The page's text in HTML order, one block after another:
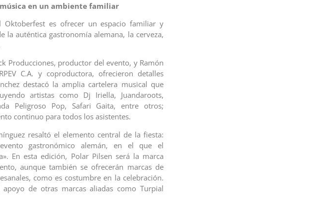
en un ambiente familiar
Oktoberfest es ofrecer un espacio familiar y
la auténtica gastronomía alemana, la cerveza,
Producciones, productor del evento, y Ramón
C.A. y coproductora, ofrecieron detalles
destacó la amplia cartelera musical que
artistas como Dj Iriella, Juandaroots,
Peligroso Pop, Safari Gaita, entre otros;
continuo para todos los asistentes.
resaltó el elemento central de la fiesta:
gastronómico alemán, en el que el
En esta edición, Polar Pilsen será la marca
aunque también se ofrecerán marcas de
como es costumbre en la celebración.
de otras marcas aliadas como Turpial